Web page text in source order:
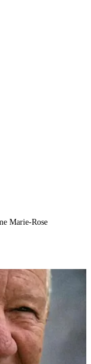
Marie-Rose